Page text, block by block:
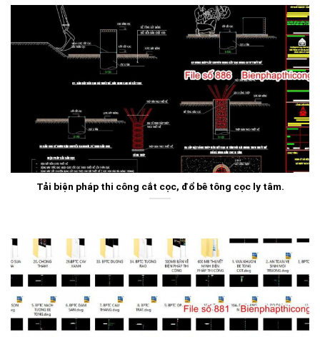
Tải biện pháp thi công cắt cọc, đổ bê tông cọc ly tâm.